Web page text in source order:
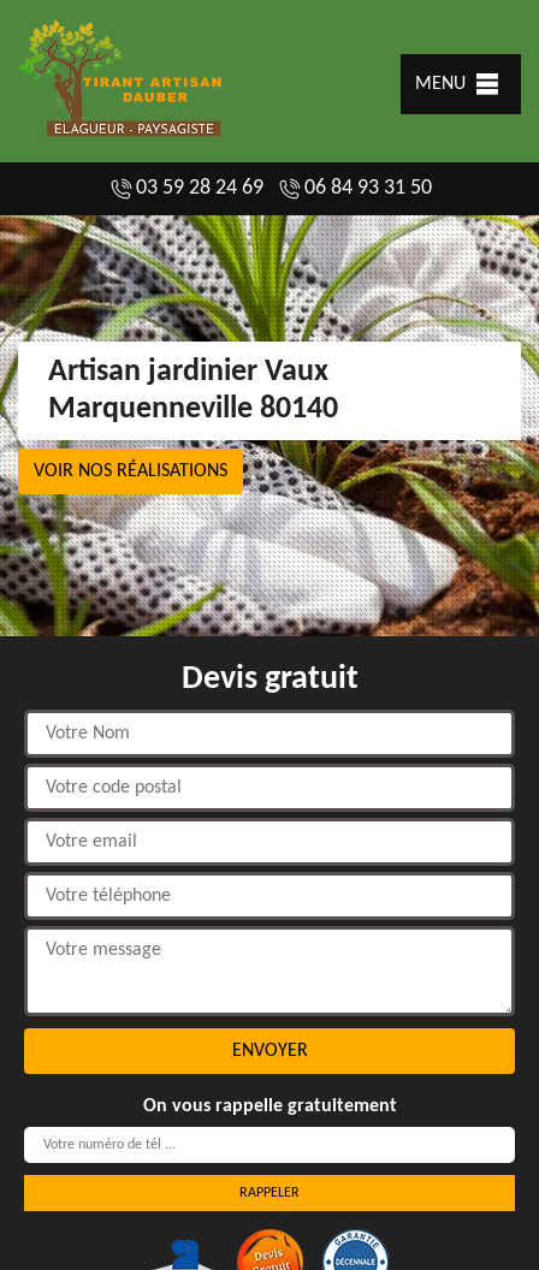
MENU
03 59 28 24 69 06 84 93 31 50
Artisan jardinier Vaux
Marquenneville 80140
VOIR NOS RÉALISATIONS
Devis gratuit
On vous rappelle gratuitement